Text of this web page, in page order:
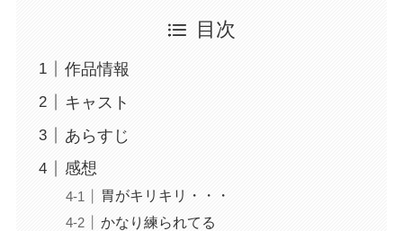
目次
作品情報
キャスト
あらすじ
感想
胃がキリキリ・・・
かなり練られてる